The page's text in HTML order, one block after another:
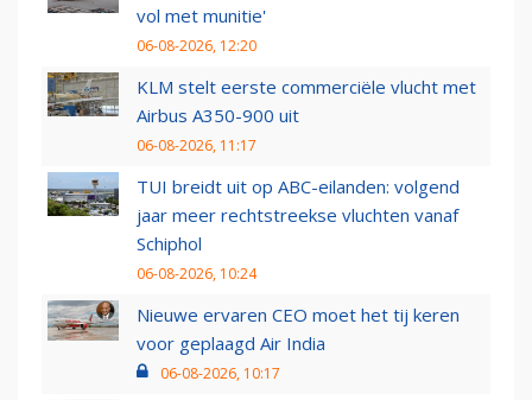
vol met munitie'
06-08-2026, 12:20
KLM stelt eerste commerciële vlucht met
Airbus A350-900 uit
06-08-2026, 11:17
TUI breidt uit op ABC-eilanden: volgend
jaar meer rechtstreekse vluchten vanaf
Schiphol
06-08-2026, 10:24
Nieuwe ervaren CEO moet het tij keren
voor geplaagd Air India
06-08-2026, 10:17